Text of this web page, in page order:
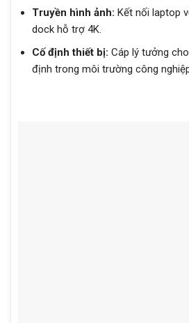
Truyền hình ảnh: Kết nối laptop
dock hỗ trợ 4K.
Cố định thiết bị: Cáp lý tưởng
định trong môi trường công